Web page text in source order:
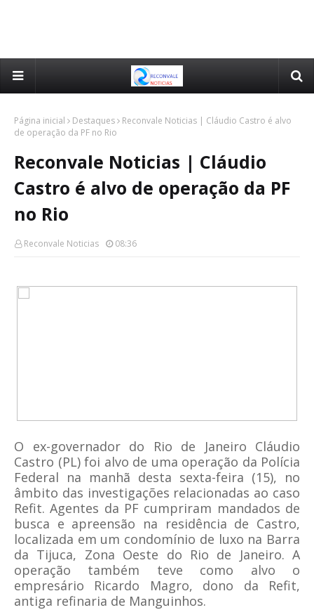
Página inicial Destaques
Reconvale Noticias | Cláudio Castro é alvo
de operação da PF no Rio
Reconvale Noticias | Cláudio
Castro é alvo de operação da PF
no Rio
Reconvale Noticias 08:36
O ex-governador do Rio de Janeiro Cláudio
Castro (PL) foi alvo de uma operação da Polícia
Federal na manhã desta sexta-feira (15), no
âmbito das investigações relacionadas ao caso
Refit. Agentes da PF cumpriram mandados de
busca e apreensão na residência de Castro,
localizada em um condomínio de luxo na Barra
da Tijuca, Zona Oeste do Rio de Janeiro. A
operação também teve como alvo o
empresário Ricardo Magro, dono da Refit,
antiga refinaria de Manguinhos.